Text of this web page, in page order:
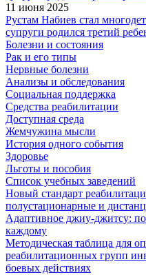
11 июня 2025
Рустам Набиев стал
супруги родился третий
Болезни и состояния
Рак и его типы
Нервные болезни
Анализы и обследования
Социальная поддержка
Средства реабилитации
Доступная среда
Жемчужина мысли
История одного события
Здоровье
Льготы и пособия
Список учебных заведений
Новый стандарт
полустационарные и
Адаптивное джиу-джитсу:
каждому
Методическая таблица для
реабилитационных групп
боевых действиях